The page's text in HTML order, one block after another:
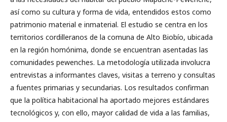
así como su cultura y forma de vida, entendidos estos como
patrimonio material e inmaterial. El estudio se centra en los
territorios cordilleranos de la comuna de Alto Biobío, ubicada
en la región homónima, donde se encuentran asentadas las
comunidades pewenches. La metodología utilizada involucra
entrevistas a informantes claves, visitas a terreno y consultas
a fuentes primarias y secundarias. Los resultados confirman
que la política habitacional ha aportado mejores estándares
tecnológicos y, con ello, mayor calidad de vida a las familias,